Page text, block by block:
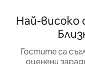
Най-високо
Гостите са
оценени